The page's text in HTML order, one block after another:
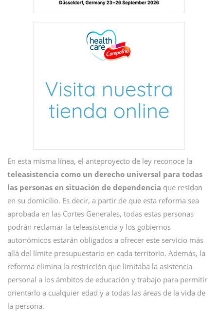
En esta misma línea, el anteproyecto de ley reconoce la
teleasistencia como un derecho universal para todas
las personas en situación de dependencia que residan
en su domicilio. Es decir, a partir de que esta reforma sea
aprobada en las Cortes Generales, todas estas personas
podrán reclamar la teleasistencia y los gobiernos
autonómicos estarán obligados a ofrecer este servicio más
allá del límite presupuestario en cada territorio. Además, la
reforma elimina la restricción que limitaba la asistencia
personal a los ámbitos de educación y trabajo para permitir
orientarlo a cualquier edad y a todas las áreas de la vida de
la persona.